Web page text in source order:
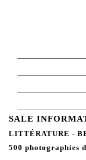
SALE
LITTÉRATURE -
500 photographies